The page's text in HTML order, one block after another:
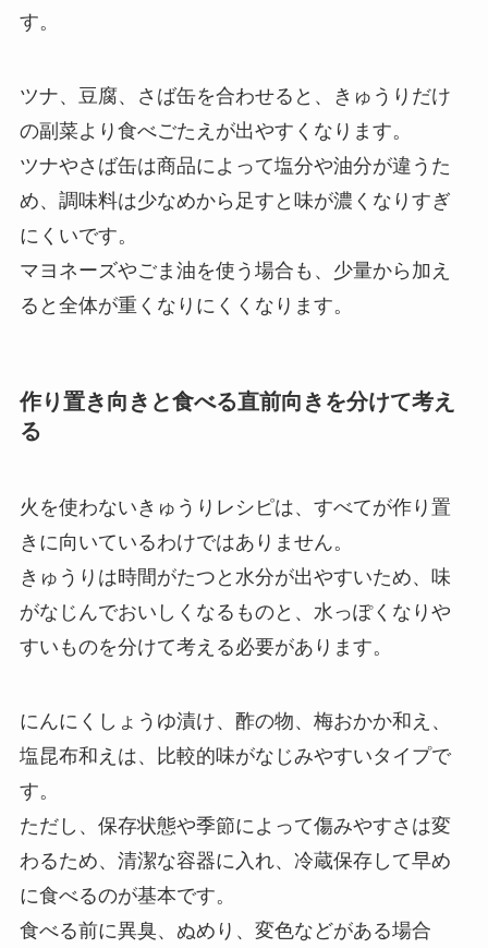
す。
ツナ、豆腐、さば缶を合わせると、きゅうりだけ
の副菜より食べごたえが出やすくなります。
ツナやさば缶は商品によって塩分や油分が違うた
め、調味料は少なめから足すと味が濃くなりすぎ
にくいです。
マヨネーズやごま油を使う場合も、少量から加え
ると全体が重くなりにくくなります。
作り置き向きと食べる直前向きを分けて考え
る
火を使わないきゅうりレシピは、すべてが作り置
きに向いているわけではありません。
きゅうりは時間がたつと水分が出やすいため、味
がなじんでおいしくなるものと、水っぽくなりや
すいものを分けて考える必要があります。
にんにくしょうゆ漬け、酢の物、梅おかか和え、
塩昆布和えは、比較的味がなじみやすいタイプで
す。
ただし、保存状態や季節によって傷みやすさは変
わるため、清潔な容器に入れ、冷蔵保存して早め
に食べるのが基本です。
食べる前に異臭、ぬめり、変色などがある場合